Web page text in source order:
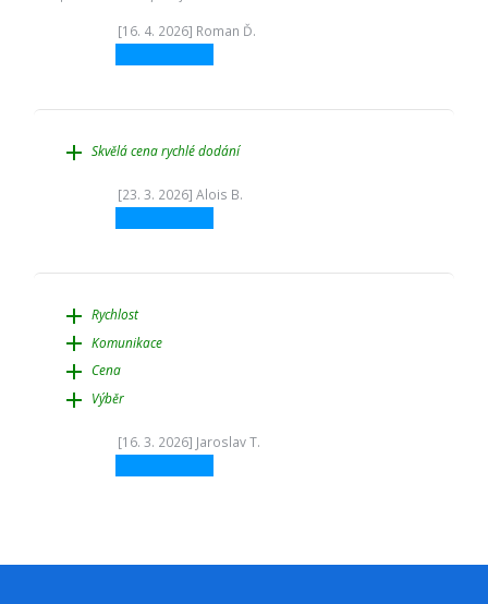
[16. 4. 2026] Roman Ď.
add Skvělá cena rychlé dodání
[23. 3. 2026] Alois B.
add Rychlost
add Komunikace
add Cena
add Výběr
[16. 3. 2026] Jaroslav T.